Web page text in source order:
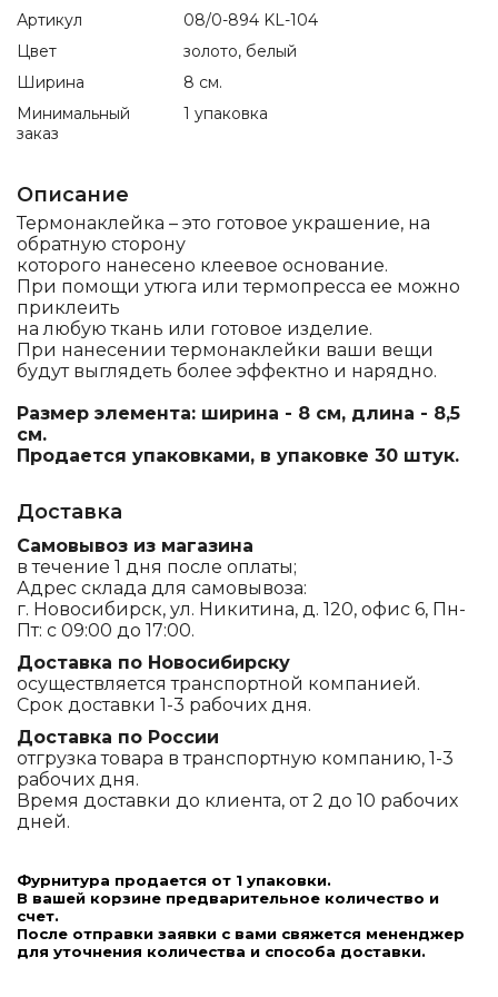
Артикул
08/0-894 KL-104
Цвет
золото, белый
Ширина
8 см.
Минимальный
заказ
1 упаковка
Описание
Термонаклейка – это готовое украшение, на
обратную сторону
которого нанесено клеевое основание.
При помощи утюга или термопресса ее можно
приклеить
на любую ткань или готовое изделие.
При нанесении термонаклейки ваши вещи
будут выглядеть более эффектно и нарядно.
Размер элемента: ширина - 8 см, длина - 8,5
см.
Продается упаковками, в упаковке 30 штук.
Доставка
Самовывоз из магазина
в течение 1 дня после оплаты;
Адрес склада для самовывоза:
г. Новосибирск, ул. Никитина, д. 120, офис 6, Пн-
Пт: с 09:00 до 17:00.
Доставка по Новосибирску
осуществляется транспортной компанией.
Срок доставки 1-3 рабочих дня.
Доставка по России
отгрузка товара в транспортную компанию, 1-3
рабочих дня.
Время доставки до клиента, от 2 до 10 рабочих
дней.
Фурнитура продается от 1 упаковки.
В вашей корзине предварительное количество и
счет.
После отправки заявки с вами свяжется мененджер
для уточнения количества и способа доставки.